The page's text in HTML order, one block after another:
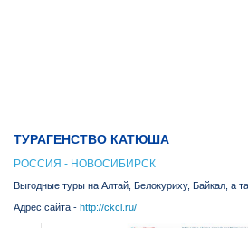
ТУРАГЕНСТВО КАТЮША
РОССИЯ - НОВОСИБИРСК
Выгодные туры на Алтай, Белокуриху, Байкал, а
Адрес сайта - http://ckcl.ru/